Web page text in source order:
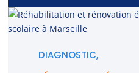
DIAGNOSTIC,